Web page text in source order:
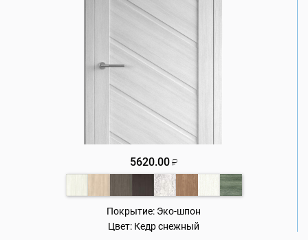
5620.00 ₽
Покрытие: Эко-шпон
Цвет: Кедр снежный